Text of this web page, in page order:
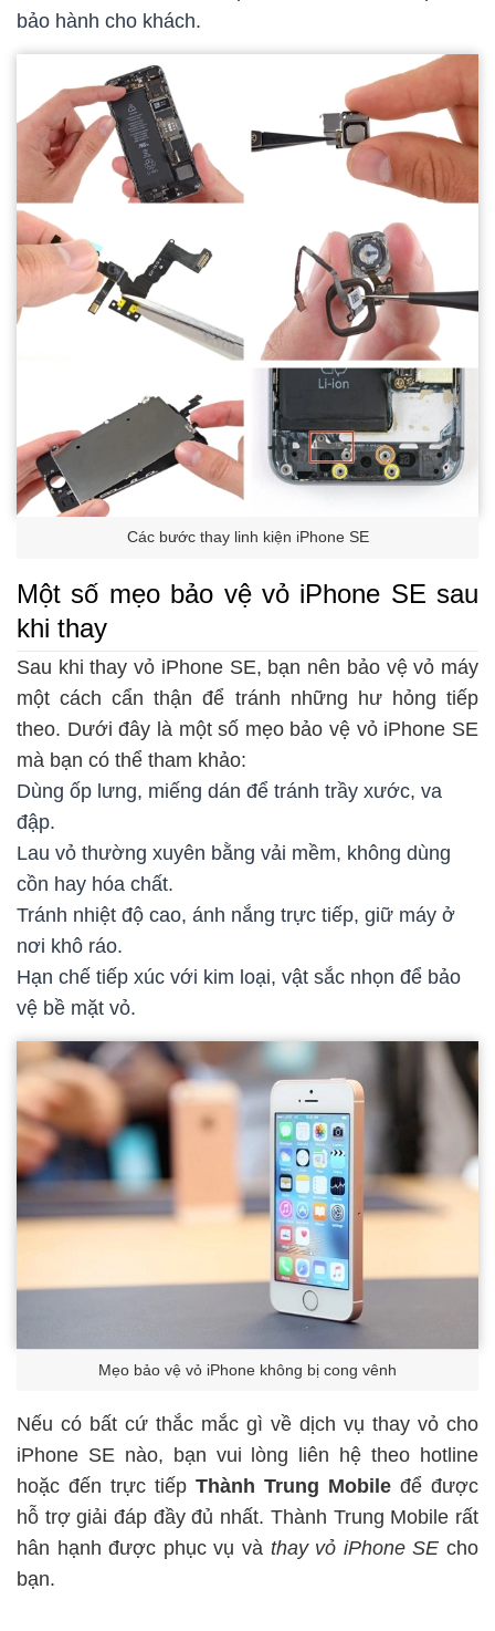
bảo hành cho khách.
Các bước thay linh kiện iPhone SE
Một số mẹo bảo vệ vỏ iPhone SE sau
khi thay
Sau khi thay vỏ iPhone SE, bạn nên bảo vệ vỏ máy
một cách cẩn thận để tránh những hư hỏng tiếp
theo. Dưới đây là một số mẹo bảo vệ vỏ iPhone SE
mà bạn có thể tham khảo:
Dùng ốp lưng, miếng dán để tránh trầy xước, va
đập.
Lau vỏ thường xuyên bằng vải mềm, không dùng
cồn hay hóa chất.
Tránh nhiệt độ cao, ánh nắng trực tiếp, giữ máy ở
nơi khô ráo.
Hạn chế tiếp xúc với kim loại, vật sắc nhọn để bảo
vệ bề mặt vỏ.
Mẹo bảo vệ vỏ iPhone không bị cong vênh
Nếu có bất cứ thắc mắc gì về dịch vụ thay vỏ cho
iPhone SE nào, bạn vui lòng liên hệ theo hotline
hoặc đến trực tiếp Thành Trung Mobile để được
hỗ trợ giải đáp đầy đủ nhất. Thành Trung Mobile rất
hân hạnh được phục vụ và thay vỏ iPhone SEcho
bạn.